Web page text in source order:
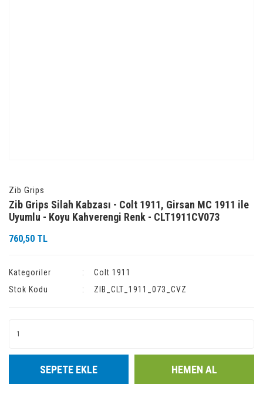
Zib Grips
Zib Grips Silah Kabzası - Colt 1911, Girsan MC 1911 ile
Uyumlu - Koyu Kahverengi Renk - CLT1911CV073
760,50 TL
Kategoriler
Colt 1911
Stok Kodu
ZIB_CLT_1911_073_CVZ
SEPETE EKLE HEMEN AL